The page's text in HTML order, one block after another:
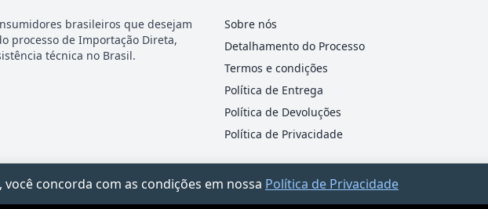
brasileiros que desejam
processo de Importação Direta,
técnica no Brasil.
Sobre nós
Detalhamento do Processo
Termos e condições
Política de Entrega
Política de Devoluções
Política de Privacidade
concorda com as condições em nossa Política de Privacidade